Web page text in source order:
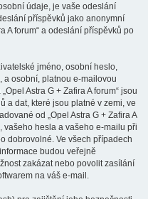
údaje, je vaše odeslání
příspěvků jako anonymní
A forum“ a odeslání příspěvků po
jméno, osobní heslo,
a osobní, platnou e-mailovou
Astra G + Zafira A forum“ jsou
a dat, které jsou platné v zemi, ve
od „Opel Astra G + Zafira A
vašeho hesla a vašeho e-mailu při
dobrovolné. Ve všech případech
budou veřejně
zakázat nebo povolit zasílání
na váš e-mail.